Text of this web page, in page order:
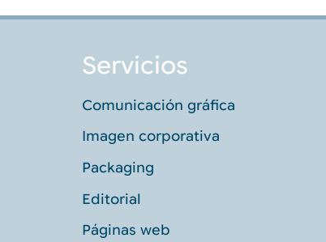
Servicios
Comunicación gráfica
Imagen corporativa
Packaging
Editorial
Páginas web